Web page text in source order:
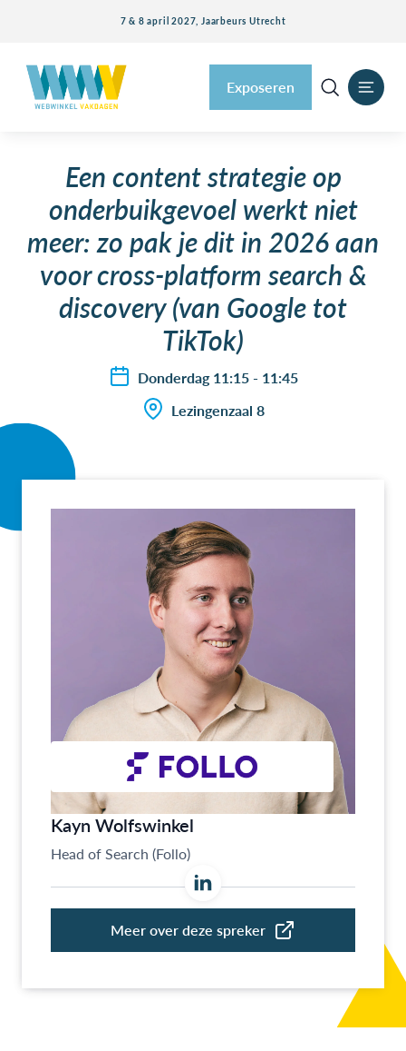
7 & 8 april 2027, Jaarbeurs Utrecht
Exposeren
Een content strategie op
onderbuikgevoel werkt niet
meer: zo pak je dit in 2026 aan
voor cross-platform search &
discovery (van Google tot
TikTok)
Donderdag 11:15 - 11:45
Lezingenzaal 8